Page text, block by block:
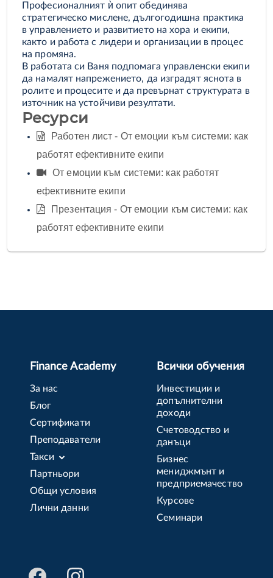
Професионалният ѝ опит обединява
стратегическо мислене, дългогодишна практика
в управлението и развитието на хора и екипи,
както и работа с лидери и организации в процес
на промяна.
В работата си Ваня подпомага управленски екипи
да намалят напрежението, да изградят яснота в
ролите и процесите и да превърнат структурата в
източник на устойчиви резултати.
Ресурси
Работен лист - От емоции към системи: как
работят ефективните екипи
От емоции към системи: как работят
ефективните екипи
Презентация - От емоции към системи: как
работят ефективните екипи
Finance Academy
За нас
Блог
Сертификати
Преподаватели
Такси
Партньори
Общи условия
Лични данни
Всички обучения
Инвестиции и
допълнителни
доходи
Счетоводство и
данъци
Бизнес
мениджмънт и
предприемачество
Курсове
Семинари